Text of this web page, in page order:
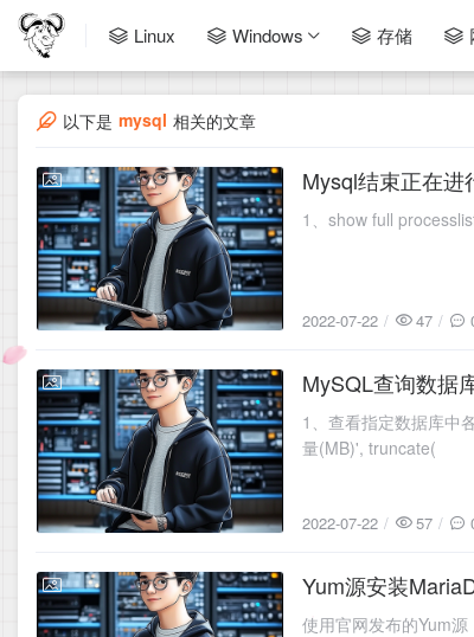
Linux Windows 存储
以下是 mysql 相关的文章
2022-07-22
Mysql结束正在进
1、show full
2022-07-22 47
2022-07-22
MySQL查询数据
1、查看指定数据库中
量(MB)', truncate(
2022-07-22 57
2019-05-14
Yum源安装
使用官网发布的Yum